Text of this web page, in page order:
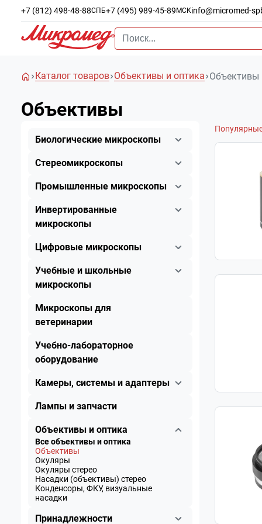
+7 (812) 498-48-88СПБ+7 (495) 989-45-89 МСКinfo@micromed-
Каталог товаров Объективы и оптика Объективы
Объективы
Биологические микроскопы
Стереомикроскопы
Промышленные микроскопы
Инвертированные
микроскопы
Цифровые микроскопы
Учебные и школьные
микроскопы
Микроскопы для
ветеринарии
Учебно-лабораторное
оборудование
Камеры, системы и адаптеры
Лампы и запчасти
Объективы и оптика
Все объективы и оптика
Объективы
Окуляры
Окуляры стерео
Насадки (объективы) стерео
Конденсоры, ФКУ, визуальные
насадки
Принадлежности